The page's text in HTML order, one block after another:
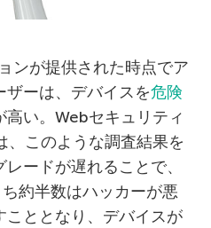
ンが提供された時点でア
ザーは、デバイスを危険
い。Webセキュリティ
このような調査結果を
ードが遅れることで、
約半数はハッカーが悪
こととなり、デバイスが